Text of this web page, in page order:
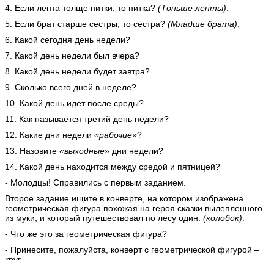
4. Если лента толще нитки, то нитка? (Тоньше ленты)
5. Если брат старше сестры, то сестра? (Младше брата)
6. Какой сегодня день недели?
7. Какой день недели был вчера?
8. Какой день недели будет завтра?
9. Сколько всего дней в неделе?
10. Какой день идёт после среды?
11. Как называется третий день недели?
12. Какие дни недели «рабочие»?
13. Назовите «выходные» дни недели?
14. Какой день находится между средой и пятницей?
- Молодцы! Справились с первым заданием.
Второе задание ищите в конверте, на котором изображена
геометрическая фигура похожая на героя сказки вылепленного
из муки, и который путешествовал по лесу один. (колобок)
- Что же это за геометрическая фигура?
- Принесите, пожалуйста, конверт с геометрической фигурой –